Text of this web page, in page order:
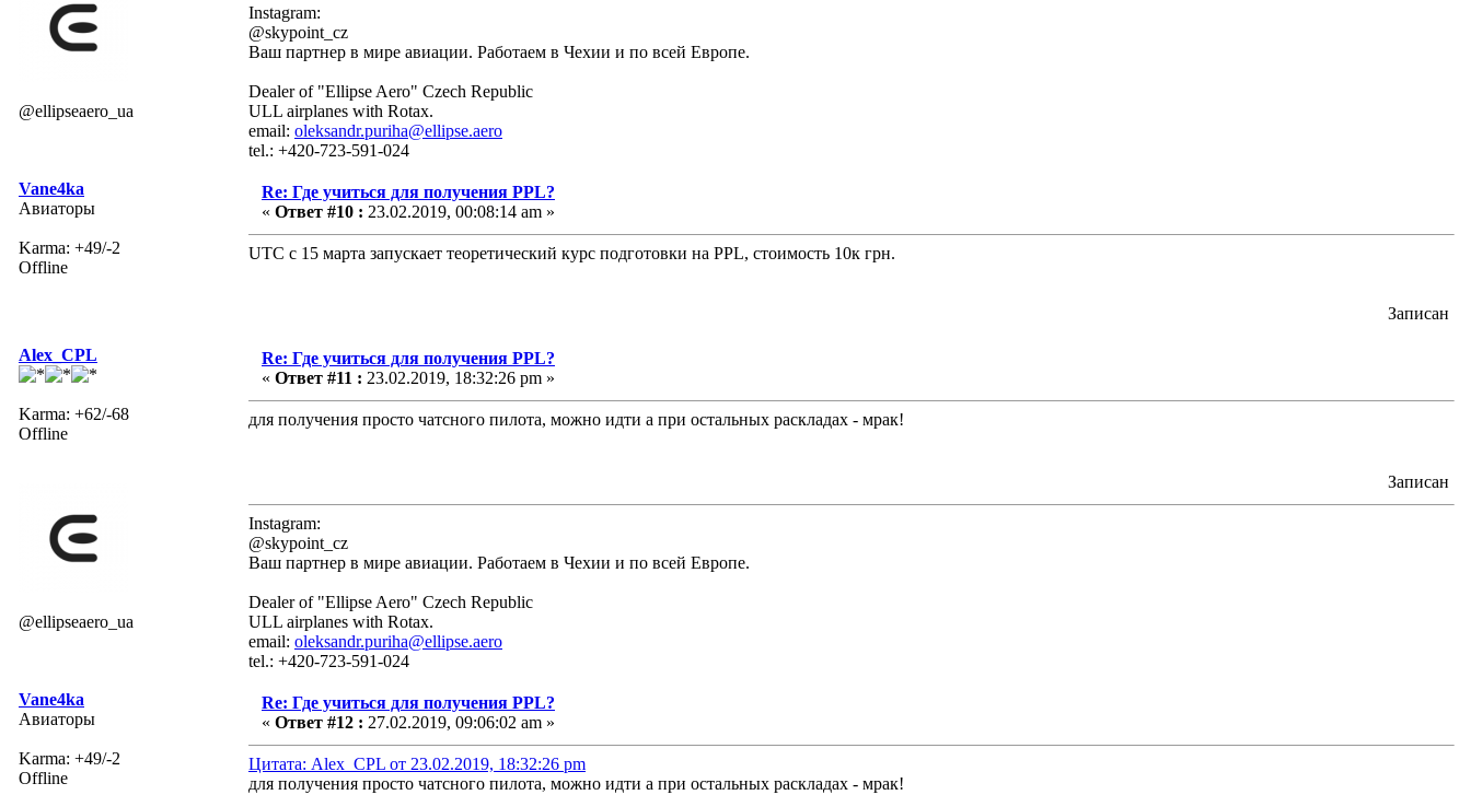
@ellipseaero_ua
Instagram:
@skypoint_cz
Ваш партнер в мире авиации. Работаем в Чехии и по всей Европе.
Dealer of "Ellipse Aero" Czech Republic
ULL airplanes with Rotax.
email: oleksandr.puriha@ellipse.aero
tel.: +420-723-591-024
Vane4ka
Авиаторы
Karma: +49/-2
Offline
Re: Где учиться для получения PPL?
« Ответ #10 : 23.02.2019, 00:08:14 am »
UTC с 15 марта запускает теоретический курс подготовки на PPL, стоимость 10к грн.
Записан
Alex_CPL
Karma: +62/-68
Offline
@ellipseaero_ua
Re: Где учиться для получения PPL?
« Ответ #11 : 23.02.2019, 18:32:26 pm »
для получения просто чатсного пилота, можно идти а при остальных раскладах - мрак!
Записан
Instagram:
@skypoint_cz
Ваш партнер в мире авиации. Работаем в Чехии и по всей Европе.
Dealer of "Ellipse Aero" Czech Republic
ULL airplanes with Rotax.
email: oleksandr.puriha@ellipse.aero
tel.: +420-723-591-024
Vane4ka
Авиаторы
Karma: +49/-2
Offline
Re: Где учиться для получения PPL?
« Ответ #12 : 27.02.2019, 09:06:02 am »
Цитата: Alex_CPL от 23.02.2019, 18:32:26 pm
для получения просто чатсного пилота, можно идти а при остальных раскладах - мрак!